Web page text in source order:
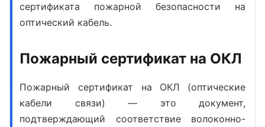
сертификата пожарной безопасности на
оптический кабель.
Пожарный сертификат на ОКЛ
Пожарный сертификат на ОКЛ (оптические
кабели связи) — это документ,
подтверждающий соответствие волоконно-